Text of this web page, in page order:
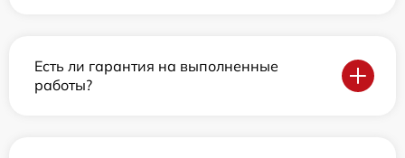
Есть ли гарантия на выполненные
работы?